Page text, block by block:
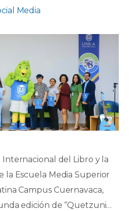
Media
Internacional del Libro y la
la Escuela Media Superior
Campus Cuernavaca,
edición de “Quetzuni…